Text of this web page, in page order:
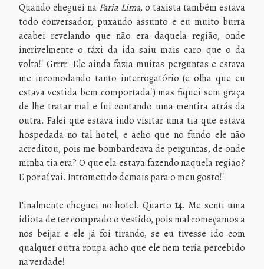
Quando cheguei na Faria Lima, o taxista também estava
todo conversador, puxando assunto e eu muito burra
acabei revelando que não era daquela região, onde
incrivelmente o táxi da ida saiu mais caro que o da
volta!! Grrrr. Ele ainda fazia muitas perguntas e estava
me incomodando tanto interrogatório (e olha que eu
estava vestida bem comportada!) mas fiquei sem graça
de lhe tratar mal e fui contando uma mentira atrás da
outra. Falei que estava indo visitar uma tia que estava
hospedada no tal hotel, e acho que no fundo ele não
acreditou, pois me bombardeava de perguntas, de onde
minha tia era? O que ela estava fazendo naquela região?
E por aí vai. Intrometido demais para o meu gosto!!
Finalmente cheguei no hotel. Quarto 14. Me senti uma
idiota de ter comprado o vestido, pois mal começamos a
nos beijar e ele já foi tirando, se eu tivesse ido com
qualquer outra roupa acho que ele nem teria percebido
na verdade!